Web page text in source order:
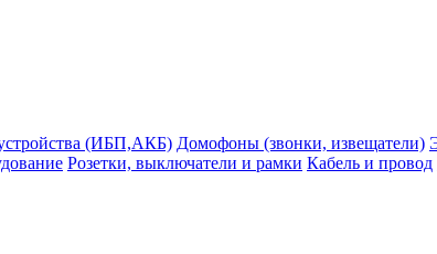
(ИБП,АКБ) Домофоны (звонки, извещатели)
Розетки, выключатели и рамки Кабель и провод